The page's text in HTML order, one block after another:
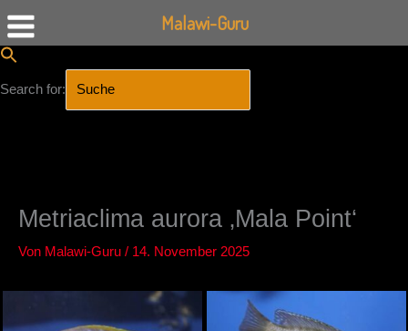
Search for:
Metriaclima aurora ‚Mala Point‘
Von Malawi-Guru / 14. November 2025
Malawi-Guru